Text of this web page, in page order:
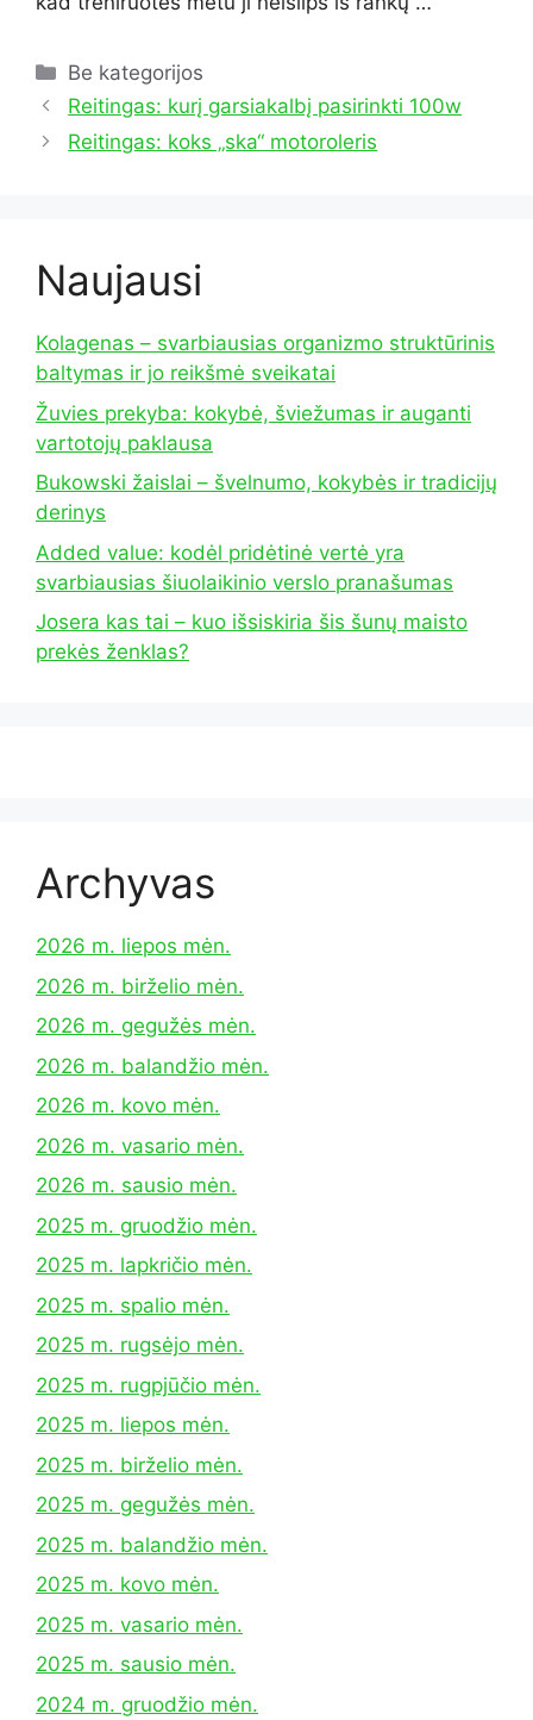
Kategorijos
Be kategorijos
Reitingas: kurį garsiakalbį pasirinkti 100w
Reitingas: koks „ska“ motoroleris
Naujausi
Kolagenas – svarbiausias organizmo struktūrinis
baltymas ir jo reikšmė sveikatai
Žuvies prekyba: kokybė, šviežumas ir auganti
vartotojų paklausa
Bukowski žaislai – švelnumo, kokybės ir tradicijų
derinys
Added value: kodėl pridėtinė vertė yra
svarbiausias šiuolaikinio verslo pranašumas
Josera kas tai – kuo išsiskiria šis šunų maisto
prekės ženklas?
Archyvas
2026 m. liepos mėn.
2026 m. birželio mėn.
2026 m. gegužės mėn.
2026 m. balandžio mėn.
2026 m. kovo mėn.
2026 m. vasario mėn.
2026 m. sausio mėn.
2025 m. gruodžio mėn.
2025 m. lapkričio mėn.
2025 m. spalio mėn.
2025 m. rugsėjo mėn.
2025 m. rugpjūčio mėn.
2025 m. liepos mėn.
2025 m. birželio mėn.
2025 m. gegužės mėn.
2025 m. balandžio mėn.
2025 m. kovo mėn.
2025 m. vasario mėn.
2025 m. sausio mėn.
2024 m. gruodžio mėn.